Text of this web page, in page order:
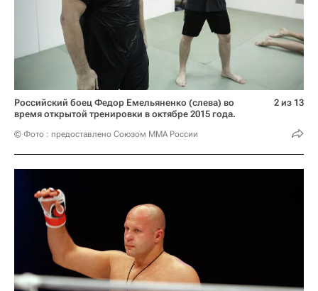
Российский боец Федор Емельяненко (слева) во
время открытой тренировки в октябре 2015 года.
© Фото : предоставлено Союзом ММА России
2 из 13